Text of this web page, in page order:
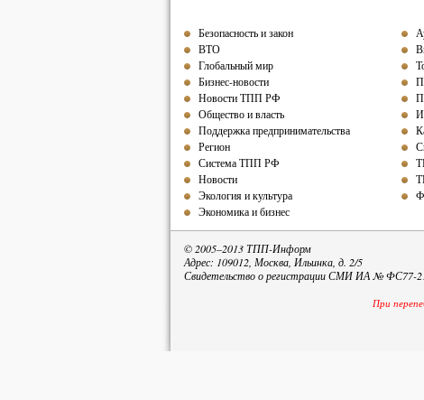
Безопасность и закон
ВТО
Глобальный мир
Бизнес-новости
Новости ТПП РФ
Общество и власть
Поддержка предпринимательства
Регион
Система ТПП РФ
Новости
Экология и культура
Экономика и бизнес
© 2005–2013 ТПП-Информ
Адрес: 109012, Москва, Ильинка, д. 2/5
Свидетельство о регистрации СМИ ИА № ФС77-
При